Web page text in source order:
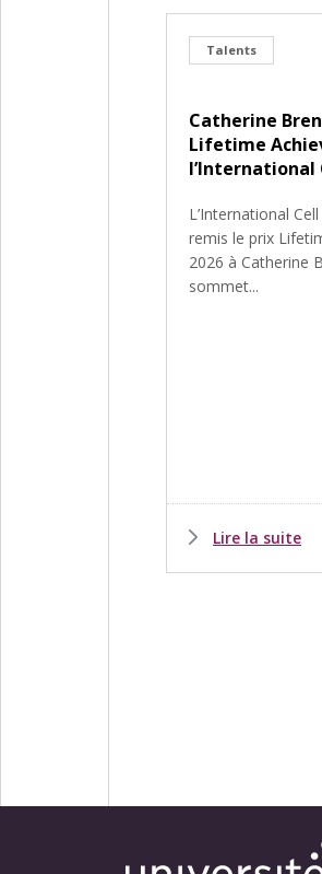
Talents
Catherine
Lifetime
l’International
L’International
remis le prix
2026 à Catherine
sommet...
Lire la suite